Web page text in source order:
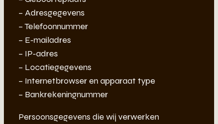
– Adresgegevens
– Telefoonnummer
– E-mailadres
– IP-adres
– Locatiegegevens
– Internetbrowser en apparaat type
– Bankrekeningnummer
Persoonsgegevens die wij verwerken